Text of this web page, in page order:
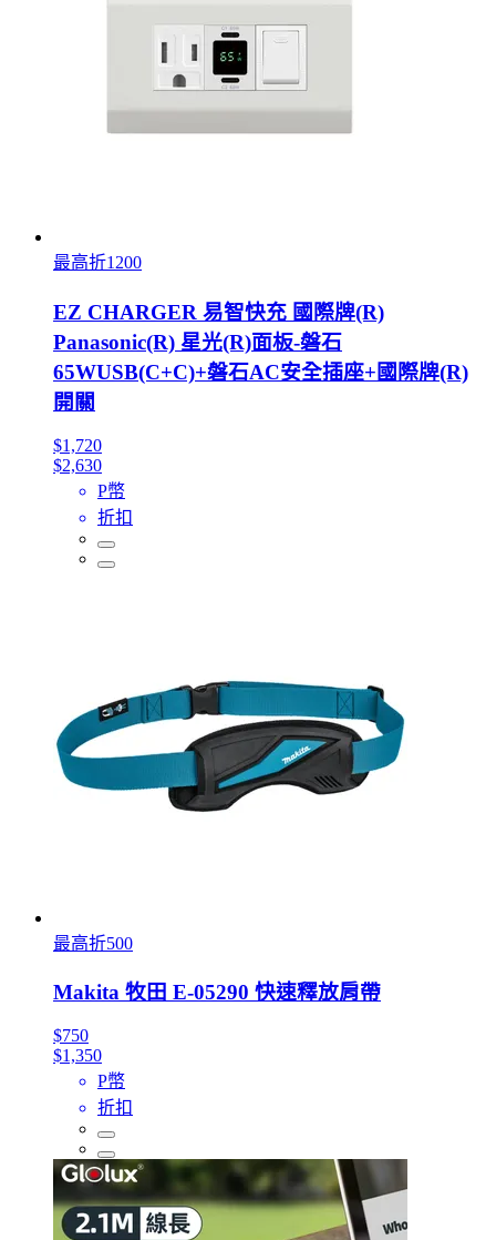
最高折1200
EZ CHARGER 易智快充 國際牌(R)
Panasonic(R) 星光(R)面板-磐石
65WUSB(C+C)+磐石AC安全插座+國際牌(R)
開關
$1,720
$2,630
P幣
折扣
最高折500
Makita 牧田 E-05290 快速釋放肩帶
$750
$1,350
P幣
折扣